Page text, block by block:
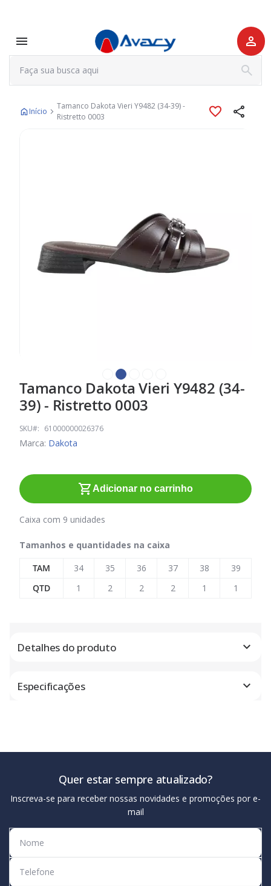
Início
Tamanco Dakota Vieri Y9482 (34-39) -
Ristretto 0003
Saltar
para
o
início
da
imagens
Tamanco Dakota Vieri Y9482 (34-
39) - Ristretto 0003
SKU 61000000026376
Marca: Dakota
Adicionar no carrinho
Caixa com 9 unidades
Tamanhos e quantidades na caixa
TAM
34 35 36 37 38
39
QTD
1 2 2 2 1 1
Detalhes do produto
Especificações
Quer estar sempre atualizado?
Inscreva-se para receber nossas novidades e promoções por e-
mail